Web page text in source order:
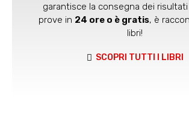
garantisce la consegna dei
prove in 24 ore o è gratis, è
libri!
SCOPRI TUTTI I LIBRI